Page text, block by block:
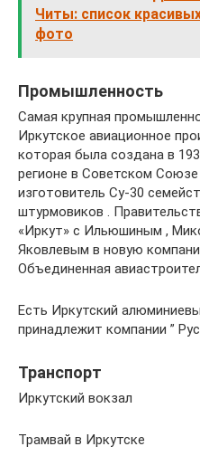
Читы: список
фото
Промышленность
Самая крупная
Иркутское авиационное
которая была создана в
регионе в Советском
изготовитель Су-30
штурмовиков .
«Иркут» с Ильюшиным ,
Яковлевым в новую
Объединенная
Есть Иркутский
принадлежит компании ”
Транспорт
Иркутский вокзал
Трамвай в Иркутске